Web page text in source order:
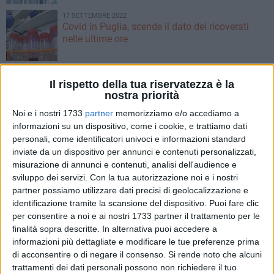
Il rispetto della tua riservatezza è la
nostra priorità
Noi e i nostri 1733 partner memorizziamo e/o accediamo a
informazioni su un dispositivo, come i cookie, e trattiamo dati
personali, come identificatori univoci e informazioni standard
inviate da un dispositivo per annunci e contenuti personalizzati,
misurazione di annunci e contenuti, analisi dell'audience e
sviluppo dei servizi. Con la tua autorizzazione noi e i nostri
partner possiamo utilizzare dati precisi di geolocalizzazione e
identificazione tramite la scansione del dispositivo. Puoi fare clic
per consentire a noi e ai nostri 1733 partner il trattamento per le
finalità sopra descritte. In alternativa puoi accedere a
informazioni più dettagliate e modificare le tue preferenze prima
di acconsentire o di negare il consenso. Si rende noto che alcuni
trattamenti dei dati personali possono non richiedere il tuo
17 SETTEMBRE 2022
Covid in Puglia, scende il dato dei ricoverati
nelle ultime ore
Vaccino anti-Covid, disponibile la nuova
formula contro tutte le varianti
16 SETTEMBRE 2022
Covid, 730 casi positivi in Puglia nelle ultime
ore
15 SETTEMBRE 2022
Covid, numeri stabili in Puglia
14 SETTEMBRE 2022
Covid, scendono gli attualmente positivi e i
ricoverati in Puglia